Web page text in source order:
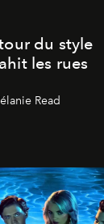
du style
les rues
Read